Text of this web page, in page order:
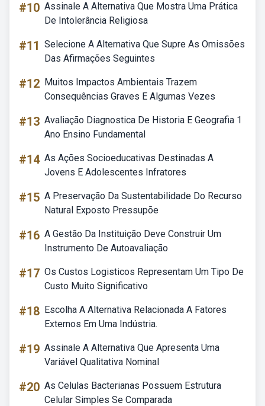
#10 Assinale A Alternativa Que Mostra Uma Prática
De Intolerância Religiosa
#11 Selecione A Alternativa Que Supre As Omissões
Das Afirmações Seguintes
#12 Muitos Impactos Ambientais Trazem
Consequências Graves E Algumas Vezes
#13 Avaliação Diagnostica De Historia E Geografia 1
Ano Ensino Fundamental
#14 As Ações Socioeducativas Destinadas A
Jovens E Adolescentes Infratores
#15 A Preservação Da Sustentabilidade Do Recurso
Natural Exposto Pressupõe
#16 A Gestão Da Instituição Deve Construir Um
Instrumento De Autoavaliação
#17 Os Custos Logisticos Representam Um Tipo De
Custo Muito Significativo
#18 Escolha A Alternativa Relacionada A Fatores
Externos Em Uma Indústria.
#19 Assinale A Alternativa Que Apresenta Uma
Variável Qualitativa Nominal
#20 As Celulas Bacterianas Possuem Estrutura
Celular Simples Se Comparada